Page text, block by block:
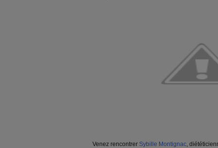
Venez rencontrer Sybille Montignac,